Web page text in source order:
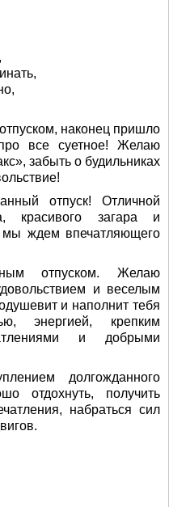
наконец пришло
все суетное! Желаю
забыть о будильниках
отпуск! Отличной
красивого загара и
ждем впечатляющего
отпуском. Желаю
и веселым
и наполнит тебя
энергией, крепким
и добрыми
долгожданного
отдохнуть, получить
набраться сил